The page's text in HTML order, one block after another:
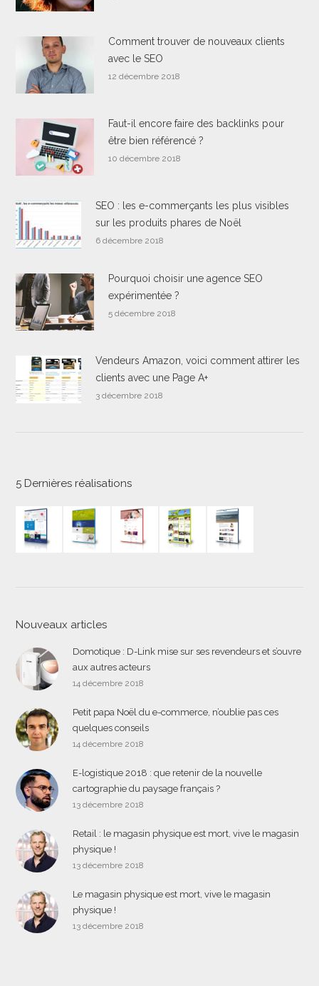
Comment trouver de nouveaux clients
avec le SEO
12 décembre 2018
Faut-il encore faire des backlinks pour
être bien référencé ?
10 décembre 2018
SEO : les e-commerçants les plus visibles
sur les produits phares de Noël
6 décembre 2018
Pourquoi choisir une agence SEO
expérimentée ?
5 décembre 2018
Vendeurs Amazon, voici comment attirer les
clients avec une Page A+
3 décembre 2018
5 Dernières réalisations
Nouveaux articles
Domotique : D-Link mise sur ses revendeurs et s’ouvre
aux autres acteurs
14 décembre 2018
Petit papa Noël du e-commerce, n’oublie pas ces
quelques conseils
14 décembre 2018
E-logistique 2018 : que retenir de la nouvelle
cartographie du paysage français ?
13 décembre 2018
Retail : le magasin physique est mort, vive le magasin
physique !
13 décembre 2018
Le magasin physique est mort, vive le magasin
physique !
13 décembre 2018